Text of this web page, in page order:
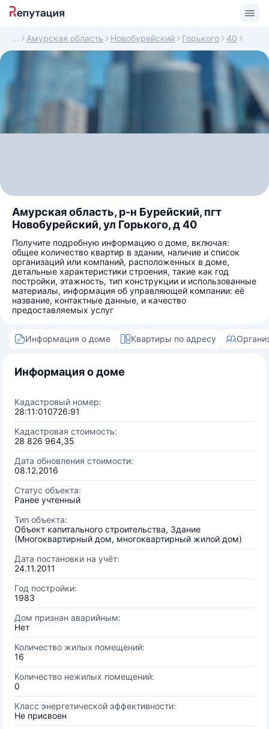
Амурская область Новобурейский Горького 40
Амурская область, р-н Бурейский, пгт
Новобурейский, ул Горького, д 40
Получите подробную информацию о доме, включая:
общее количество квартир в здании, наличие и список
организаций или компаний, расположенных в доме,
детальные характеристики строения, такие как год
постройки, этажность, тип конструкции и использованные
материалы, информация об управляющей компании: её
название, контактные данные, и качество
предоставляемых услуг
Информация о доме Квартиры по адресу
Информация о доме
Кадастровый номер:
28:11:010726:91
Кадастровая стоимость:
28 826 964,35
Дата обновления стоимости:
08.12.2016
Статус объекта:
Ранее учтенный
Тип объекта:
Объект капитального строительства, Здание
(Многоквартирный дом, многоквартирный жилой дом)
Дата постановки на учёт:
24.11.2011
Год постройки:
1983
Дом признан аварийным:
Нет
Количество жилых помещений:
16
Количество нежилых помещений:
0
Класс энергетической эффективности:
Не присвоен